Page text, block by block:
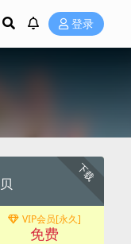
登录
下载
VIP会员[永久]
免费